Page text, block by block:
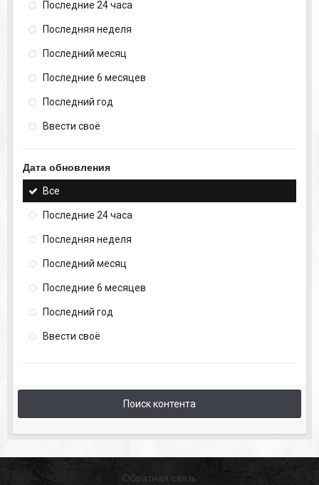
Последние 24 часа
Последняя неделя
Последний месяц
Последние 6 месяцев
Последний год
Ввести своё
Дата обновления
Все
Последние 24 часа
Последняя неделя
Последний месяц
Последние 6 месяцев
Последний год
Ввести своё
Поиск контента
Обратная связь